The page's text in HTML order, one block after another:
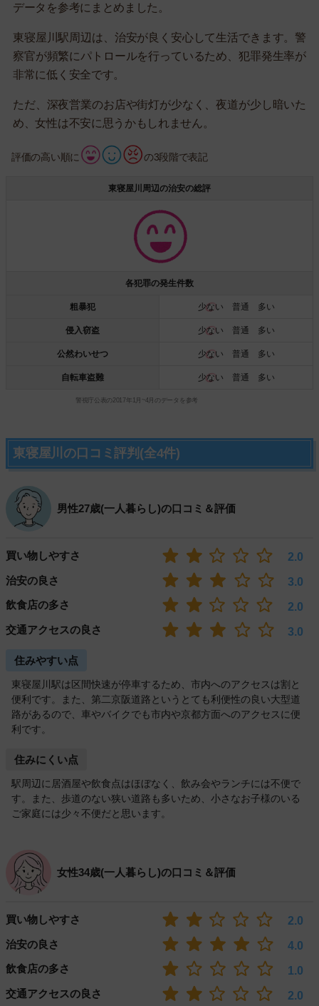
データを参考にまとめました。
東寝屋川駅周辺は、治安が良く安心して生活できます。警
察官が頻繁にパトロールを行っているため、犯罪発生率が
非常に低く安全です。
ただ、深夜営業のお店や街灯が少なく、夜道が少し暗いた
め、女性は不安に思うかもしれません。
評価の高い順に の3段階で表記
東寝屋川周辺の治安の総評
各犯罪の発生件数
粗暴犯 少ない 普通 多い
侵入窃盗 少ない 普通 多い
公然わいせつ 少ない 普通 多い
自転車盗難 少ない 普通 多い
警視庁公表の2017年1月~4月のデータを参考
東寝屋川の口コミ評判(全4件)
男性27歳(一人暮らし)の口コミ＆評価
買い物しやすさ
2.0
治安の良さ
3.0
飲食店の多さ
2.0
交通アクセスの良さ
3.0
住みやすい点
東寝屋川駅は区間快速が停車するため、市内へのアクセスは割と
便利です。また、第二京阪道路というとても利便性の良い大型道
路があるので、車やバイクでも市内や京都方面へのアクセスに便
利です。
住みにくい点
駅周辺に居酒屋や飲食点はほぼなく、飲み会やランチには不便で
す。また、歩道のない狭い道路も多いため、小さなお子様のいる
ご家庭には少々不便だと思います。
女性34歳(一人暮らし)の口コミ＆評価
買い物しやすさ
2.0
治安の良さ
4.0
飲食店の多さ
1.0
交通アクセスの良さ
2.0